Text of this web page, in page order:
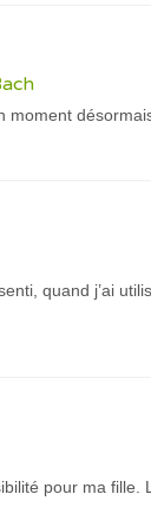
moment
quand j’ai
pour ma